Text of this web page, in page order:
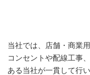
当社では、店舗・商業
コンセントや配線工事
ある当社が一貫して行